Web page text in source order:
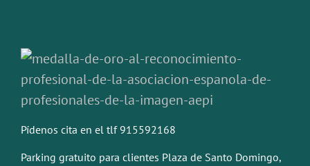
Pídenos cita en el tlf 915592168
Parking gratuito para clientes Plaza de Santo Domingo,